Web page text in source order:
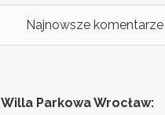
Najnowsze komentarze
Willa Parkowa Wrocław: